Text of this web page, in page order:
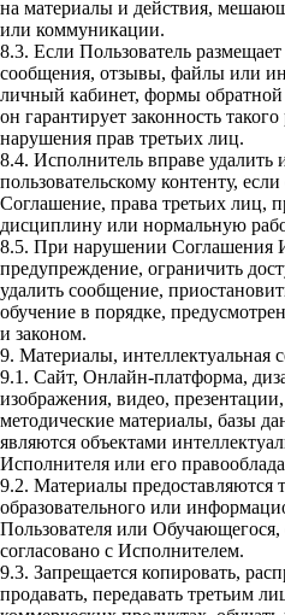
на материалы и действия,
или коммуникации.
8.3. Если Пользователь
сообщения, отзывы, файлы или
личный кабинет, формы
он гарантирует законность
нарушения прав третьих лиц.
8.4. Исполнитель вправе удалить
пользовательскому контенту,
Соглашение, права третьих лиц,
дисциплину или нормальную
8.5. При нарушении Соглашения
предупреждение, ограничить
удалить сообщение,
обучение в порядке,
и законом.
9. Материалы, интеллектуальная
9.1. Сайт, Онлайн-платформа,
изображения, видео,
методические материалы, базы
являются объектами
Исполнителя или его
9.2. Материалы предоставляются
образовательного или
Пользователя или
согласовано с Исполнителем.
9.3. Запрещается копировать,
продавать, передавать третьим